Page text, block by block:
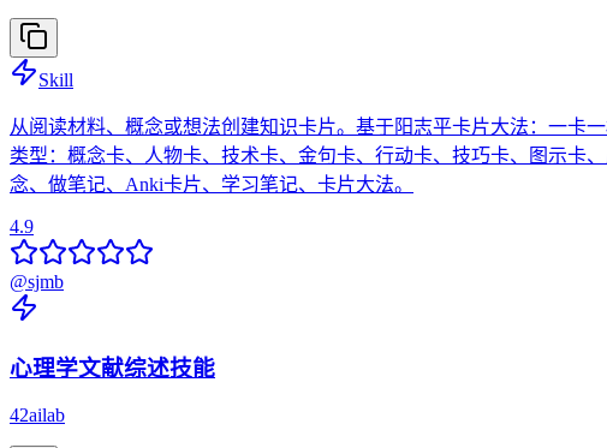
Skill
从阅读材料、概念或想法创建知识卡片。基于阳志平卡片大法：一卡
类型：概念卡、人物卡、技术卡、金句卡、行动卡、技巧卡、图示卡
念、做笔记、Anki卡片、学习笔记、卡片大法。
4.9
@sjmb
心理学文献综述技能
42ailab